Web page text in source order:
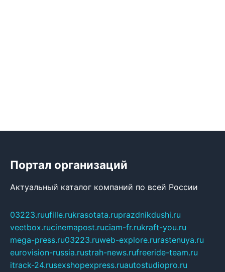
Портал организаций
Актуальный каталог компаний по всей России
03223.ruufille.rukrasotata.ruprazdnikdushi.ru
veetbox.rucinemapost.ruciam-fr.rukraft-you.ru
mega-press.ru03223.ruweb-explore.rurastenuya.ru
eurovision-russia.rustrah-news.rufreeride-team.ru
itrack-24.rusexshopexpress.ruautostudiopro.ru